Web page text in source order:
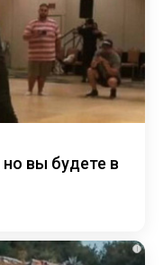
вы будете в
i